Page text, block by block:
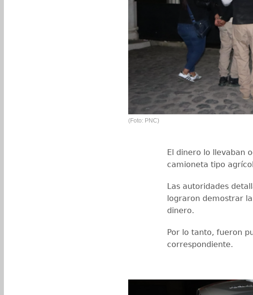
(Foto: PNC)
El dinero lo llevaban
camioneta tipo
Las autoridades
lograron demostrar
dinero.
Por lo tanto, fueron
correspondiente.